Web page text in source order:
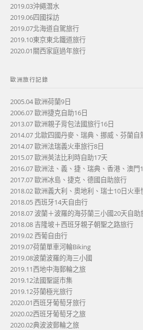
2019.03沖繩潛水
2019.06四國採訪
2019.07北海道自駕旅行
2019.10東京東北鐵道旅行
2020.01關西家庭過年旅行
歐洲旅行記錄
2005.04 歐洲荷蘭9日
2006.07 歐洲捷克自助16日
2013.07 歐洲親子背包法國旅行16日
2014.07 北歐四國丹麥、瑞典、挪威、芬蘭自
2014.07 歐洲法瑞義火車旅行8日
2015.07 歐洲英法比利時自助17天
2016.07 歐洲法、義、捷、瑞典、香港、澳門
2017.07 歐洲冰島、捷克、德國自助旅行
2018.02 歐洲義大利、奧地利、瑞士10日火車
2018.05 西班牙14天自由行
2018.07 波蘭＋波羅的海芬蘭三小國20天自助
2018.08 吉隆坡＋西班牙親子朝聖之路旅行
2019.02 西葡自由行
2019.07荷蘭單車河輪Biking
2019.08波蘭波羅的海三小國
2019.11西地中海郵輪之旅
2019.12法國聖誕市集
2019.12芬蘭極光旅行
2020.01西班牙葡萄牙旅行
2020.02西班牙葡萄牙之旅
2020.02典波波郵輪之旅